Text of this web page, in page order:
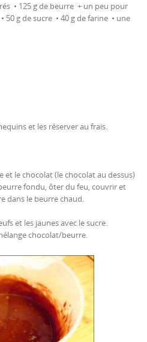
• 125 g de beurre + un peu pour
50 g de sucre • 40 g de farine • une
et les réserver au frais.
et le chocolat (le chocolat au dessus)
fondu, ôter du feu, couvrir et
dans le beurre chaud.
et les jaunes avec le sucre.
chocolat/beurre.